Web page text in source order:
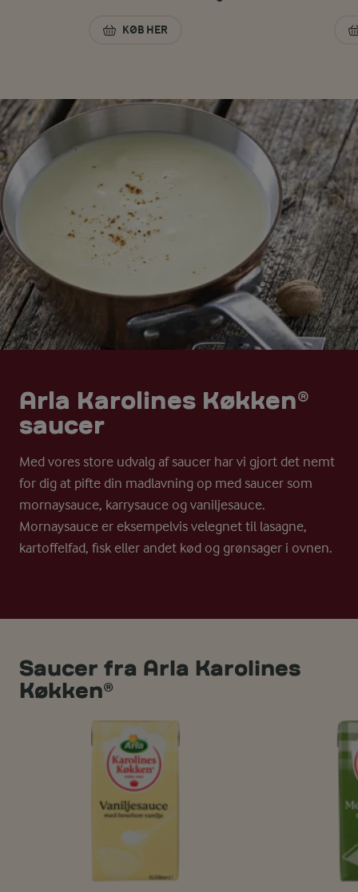
KØB HER
REVET MOZZARELLA 30+ 400 G
Arla Karolines Køkken®
saucer
Med vores store udvalg af saucer har vi gjort det nemt
for dig at pifte din madlavning op med saucer som
mornaysauce, karrysauce og vaniljesauce.
Mornaysauce er eksempelvis velegnet til lasagne,
kartoffelfad, fisk eller andet kød og grønsager i ovnen.
Saucer fra Arla Karolines
Køkken®